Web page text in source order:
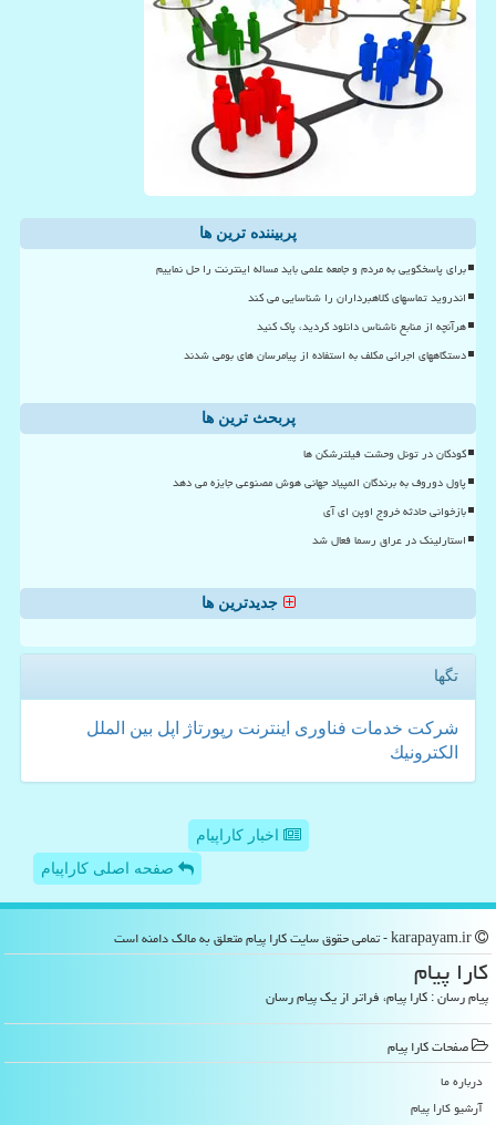
پربیننده ترین ها
برای پاسخگویی به مردم و جامعه علمی باید مساله اینترنت را حل نماییم
اندروید تماسهای کلاهبرداران را شناسایی می کند
هرآنچه از منابع ناشناس دانلود کردید، پاک کنید
دستگاههای اجرائی مکلف به استفاده از پیامرسان های بومی شدند
پربحث ترین ها
کودکان در تونل وحشت فیلترشکن ها
پاول دوروف به برندگان المپیاد جهانی هوش مصنوعی جایزه می دهد
بازخوانی حادثه خروج اوپن ای آی
استارلینک در عراق رسما فعال شد
جدیدترین ها
تگها
شركت خدمات فناوری اینترنت رپورتاژ اپل بین الملل
الكترونیك
اخبار کاراپیام
صفحه اصلی کاراپیام
كارا پیام
پیام رسان : کارا پیام، فراتر از یک پیام رسان
صفحات كارا پیام
درباره ما
آرشیو كارا پیام